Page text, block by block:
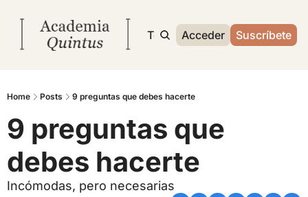
Inicio Archivo Temas Sobre mí
Acceder Suscríbete
Home Posts 9 preguntas que debes hacerte
9 preguntas que
debes hacerte
Incómodas, pero necesarias